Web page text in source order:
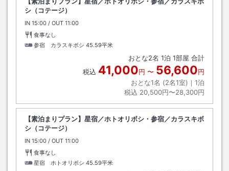
シ（コテージ）
IN チェックイン
15:00 / OUT チェックアウト
11:00
食事なし
参宿 カラスキボシ 45.59平米
おとな2名 1泊 1部屋 合計
税込 41,000円 〜 56,600円
おとな1名 (2名1室)｜ 1泊
税込 20,500円〜28,300円
【素泊まりプラン】星宿／ホトオリボシ・参宿／カラスキボ
シ（コテージ）
IN チェックイン
15:00 / OUT チェックアウト
11:00
食事なし
星宿 ホトオリボシ 45.59平米